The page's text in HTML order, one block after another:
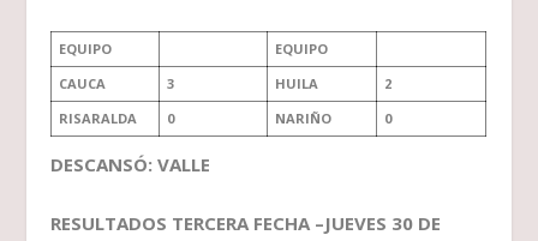
EQUIPO
EQUIPO
CAUCA
3 HUILA
2
RISARALDA
0 NARIÑO 0
DESCANSÓ: VALLE
RESULTADOS TERCERA FECHA –JUEVES 30 DE